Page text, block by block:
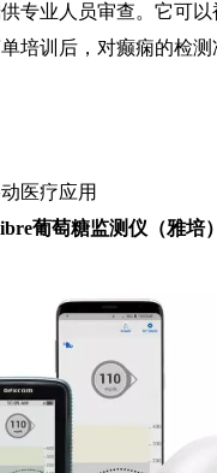
专业人员审查。它可以
培训后，对癫痫的检测
医疗应用
葡萄糖监测仪（雅培